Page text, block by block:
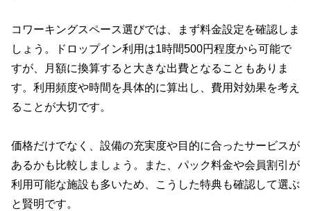
コワーキングスペース選びでは、まず料金設定を確認しま
しょう。ドロップイン利用は1時間500円程度から可能で
すが、月額に換算すると大きな出費となることもありま
す。利用頻度や時間を具体的に算出し、費用対効果を考え
ることが大切です。
価格だけでなく、設備の充実度や目的に合ったサービスが
あるかも比較しましょう。また、パック料金や会員割引が
利用可能な施設も多いため、こうした特典も確認して選ぶ
と賢明です。